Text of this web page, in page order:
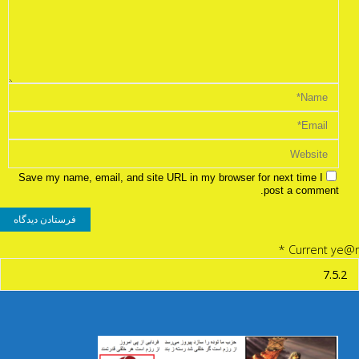
Save my name, email, and site URL in my browser for next time I
post a comment.
Current ye@r
*